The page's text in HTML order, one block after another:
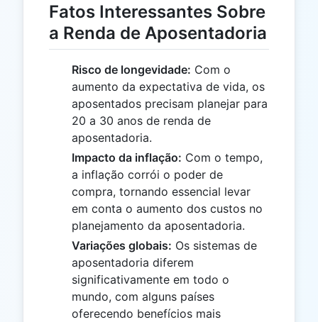
Fatos Interessantes Sobre
a Renda de Aposentadoria
Risco de longevidade: Com o
aumento da expectativa de vida, os
aposentados precisam planejar para
20 a 30 anos de renda de
aposentadoria.
Impacto da inflação: Com o tempo,
a inflação corrói o poder de
compra, tornando essencial levar
em conta o aumento dos custos no
planejamento da aposentadoria.
Variações globais: Os sistemas de
aposentadoria diferem
significativamente em todo o
mundo, com alguns países
oferecendo benefícios mais